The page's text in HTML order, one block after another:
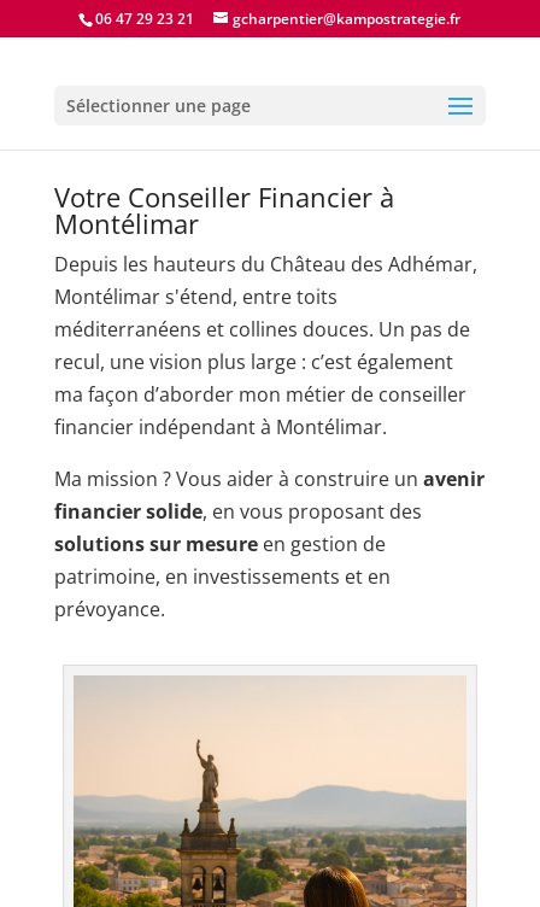
06 47 29 23 21 gcharpentier@kampostrategie.fr
Sélectionner une page
Votre Conseiller Financier à
Montélimar
Depuis les hauteurs du Château des Adhémar,
Montélimar s'étend, entre toits
méditerranéens et collines douces. Un pas de
recul, une vision plus large : c’est également
ma façon d’aborder mon métier de conseiller
financier indépendant à Montélimar.
Ma mission ? Vous aider à construire un avenir
financier solide, en vous proposant des
solutions sur mesureen gestion de
patrimoine, en investissements et en
prévoyance.